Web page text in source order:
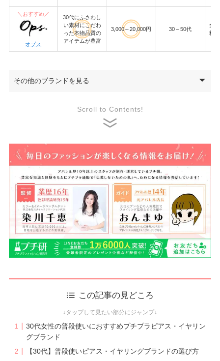
＼おすすめ／
オプス
30代にふさわし
い素材にこだわ
った本物品質の
アイテムが豊富
3,000～20,000円 30～50代
全
料
その他のブランドを見る
Scroll to Contents!
この記事の見どころ
30代女性の普段使いにおすすめプチプラピアス・イヤリン
グブランド
【30代】普段使いピアス・イヤリングブランドの選び方